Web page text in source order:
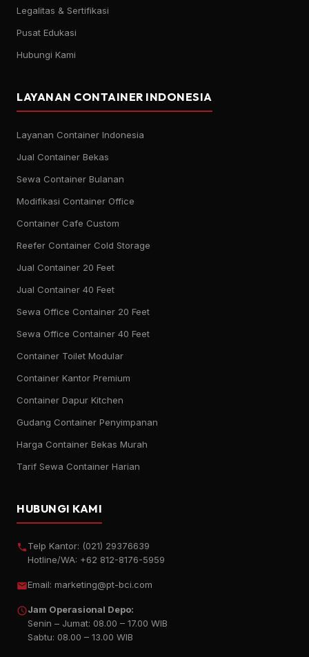
Legalitas & Sertifikasi
Pusat Edukasi
Hubungi Kami
LAYANAN CONTAINER INDONESIA
Layanan Container Indonesia
Jual Container Bekas
Sewa Container Bulanan
Modifikasi Container Office
Container Cafe Custom
Reefer Container Cold Storage
Jual Container 20 Feet
Jual Container 40 Feet
Sewa Office Container 20 Feet
Sewa Office Container 40 Feet
Container Toilet Modular
Container Kantor Premium
Container Dapur Kitchen
Gudang Container Penyimpanan
Harga Container Bekas Murah
Tarif Sewa Container Harian
HUBUNGI KAMI
Telp Kantor: (021) 29376639
Hotline/WA: +62 812-8176-5959
Email: marketing@pt-bci.com
Jam Operasional Depo:
Senin – Jumat: 08.00 – 17.00 WIB
Sabtu: 08.00 – 13.00 WIB